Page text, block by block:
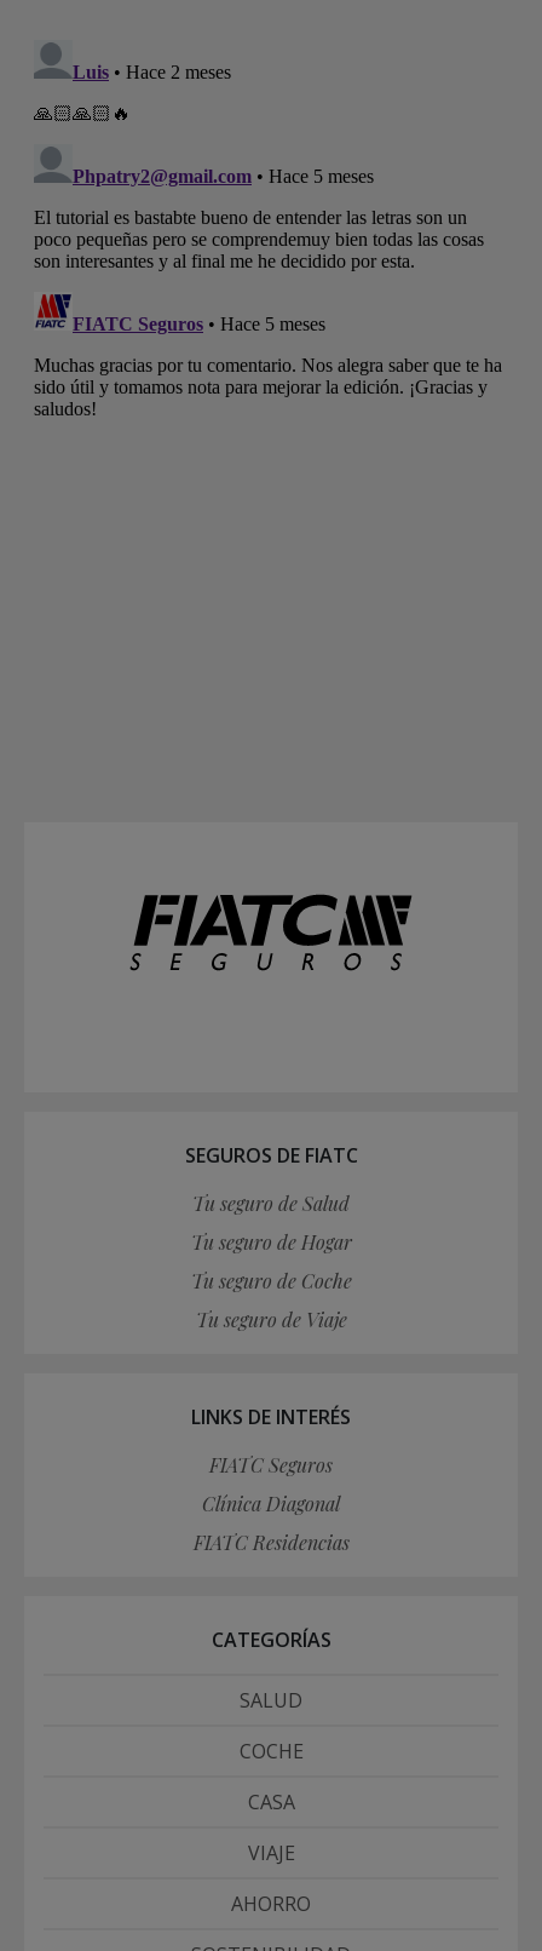
SEGUROS DE FIATC
Tu seguro de Salud
Tu seguro de Hogar
Tu seguro de Coche
Tu seguro de Viaje
LINKS DE INTERÉS
FIATC Seguros
Clínica Diagonal
FIATC Residencias
CATEGORÍAS
SALUD
COCHE
CASA
VIAJE
AHORRO